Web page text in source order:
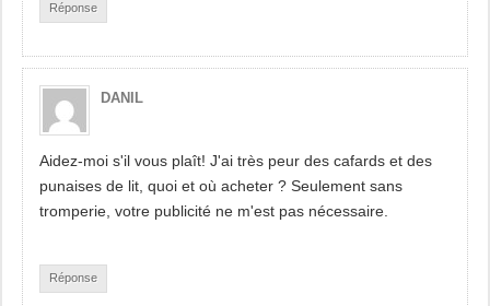
Réponse
DANIL
Aidez-moi s'il vous plaît! J'ai très peur des cafards et des
punaises de lit, quoi et où acheter ? Seulement sans
tromperie, votre publicité ne m'est pas nécessaire.
Réponse